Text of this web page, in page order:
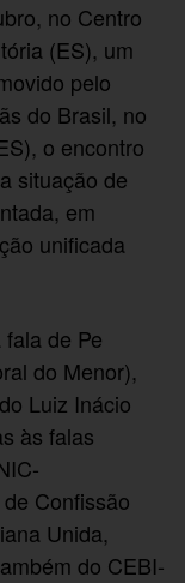
no Centro
(ES), um
pelo
do Brasil, no
o encontro
situação de
em
unificada
de Pe
do Menor),
Luiz Inácio
às falas
Confissão
Unida,
do CEBI-